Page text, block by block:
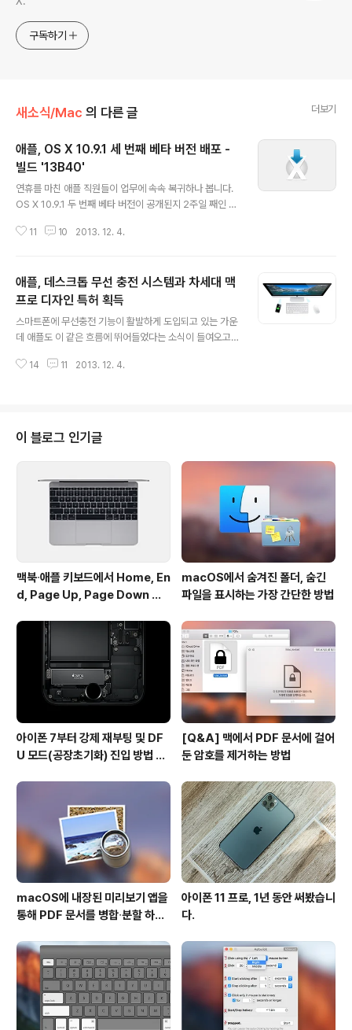
구독하기
새소식/Mac 의 다른 글 더보기
애플, OS X 10.9.1 세 번째 베타 버전 배포 -
빌드 '13B40'
연휴를 마친 애플 직원들이 업무에 속속 복귀하나 봅니다.
OS X 10.9.1 두 번째 베타 버전이 공개된지 2주일 째인 오
기다리고 있습니다.변경 사항은 지난 버전과 거의 동일합
드라이버와 관련한 다수의 개선 사항을 포함하고 있습니
다. 아울러 릴리스 노트에는 없지만 OS X 매버릭스 첫 업
데이트인 만큼 다양한 버그가 대폭 수정되었을 것으로 예
상되고 있습니다.9to5mac 등 일부 외신은 애플이 OS X
10.9.1 업데이트를 통해 매버릭스의 안정성을 어느정도 확
보하면, 차후에 배포할 OS X 10.9.2 업데이트를 통해 페
11 10 2013. 12. 4.
애플, 데스크톱 무선 충전 시스템과 차세대 맥
프로 디자인 특허 획득
스마트폰에 무선충전 기능이 활발하게 도입되고 있는 가운
데 애플도 이 같은 흐름에 뛰어들었다는 소식이 들여오고
플을 인용해 애플이 오늘 다수의 특허권을 획득했으며, 이
MR)' 전원 장치가 컴퓨터 주변에 "가상 충전 영역"을 생성
하며, 애플 키보드와 매직마우스, 아이폰, 아이팟 등 이 영
역 안에 있는 여러 외부기기에 동시에 전원을 공급하는 방
식입니다.씨넷은 애플이 이번 특허 전에 ▲ 스마트 커버를
이용해 아이패드를 충전하는 기술 ▲ 모니터와 본체를 분
리해도 충전되는 '컨버터를 맥..
14 11 2013. 12. 4.
이 블로그 인기글
맥북∙애플 키보드에서 Home, En
d, Page Up, Page Down 키
macOS에서 숨겨진 폴더, 숨긴
파일을 표시하는 가장 간단한 방법
아이폰 7부터 강제 재부팅 및 DF
U 모드(공장초기화) 진입 방법 변
[Q&A] 맥에서 PDF 문서에 걸어
둔 암호를 제거하는 방법
macOS에 내장된 미리보기 앱을
통해 PDF 문서를 병합∙분할 하는
아이폰 11 프로, 1년 동안 써봤습니
다.